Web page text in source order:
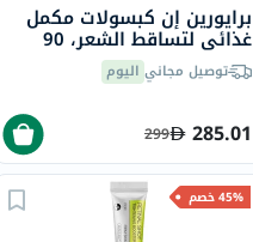
برايورين إن كبسولات مكمل
غذائي لتساقط الشعر، 90
كبسولة
توصيل مجاني اليوم
285.01
299
45% خصم